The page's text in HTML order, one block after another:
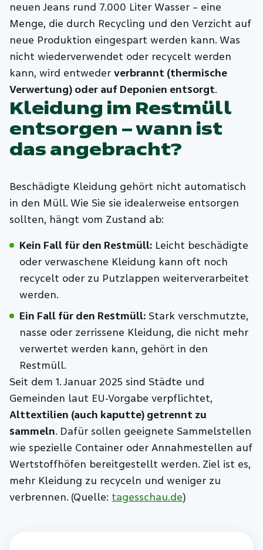
neuen Jeans rund 7.000 Liter Wasser – eine
Menge, die durch Recycling und den Verzicht auf
neue Produktion eingespart werden kann. Was
nicht wiederverwendet oder recycelt werden
kann, wird entwederverbrannt (thermische
Verwertung) oder auf Deponien entsorgt.
Kleidung im Restmüll
entsorgen – wann ist
das angebracht?
Beschädigte Kleidung gehört nicht automatisch
in den Müll. Wie Sie sie idealerweise entsorgen
sollten, hängt vom Zustand ab:
Kein Fall für den Restmüll:Leicht beschädigte
oder verwaschene Kleidung kann oft noch
recycelt oder zu Putzlappen weiterverarbeitet
werden.
Ein Fall für den Restmüll:Stark verschmutzte,
nasse oder zerrissene Kleidung, die nicht mehr
verwertet werden kann, gehört in den
Restmüll.
Seit dem 1. Januar 2025 sind Städte und
Gemeinden laut EU-Vorgabe verpflichtet,
Alttextilien (auch kaputte) getrennt zu
sammeln. Dafür sollen geeignete Sammelstellen
wie spezielle Container oder Annahmestellen auf
Wertstoffhöfen bereitgestellt werden. Ziel ist es,
mehr Kleidung zu recyceln und weniger zu
verbrennen. (Quelle: tagesschau.de)